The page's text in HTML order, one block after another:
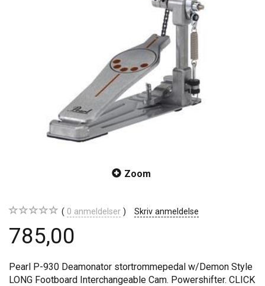
Zoom
0 anmeldelser Skriv anmeldelse
785,00
Pearl P-930 Deamonator stortrommepedal w/Demon Style
LONG Footboard Interchangeable Cam. Powershifter. CLICK